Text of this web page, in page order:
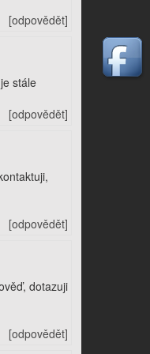
[odpovědět]
stále
[odpovědět]
[odpovědět]
dotazuji
[odpovědět]